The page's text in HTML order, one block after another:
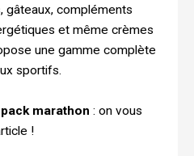
gâteaux, compléments
et même crèmes
une gamme complète
sportifs.
pack marathon : on vous
!